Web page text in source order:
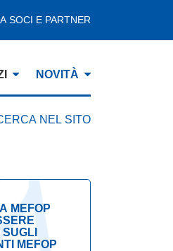
SOCI E PARTNER
NOVITÀ
NEL SITO
MEFOP
MEFOP